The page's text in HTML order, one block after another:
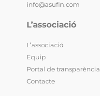
info@asufin.com
L’associació
L’associació
Equip
Portal de transparència
Contacte